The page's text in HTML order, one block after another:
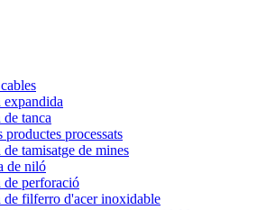
tanca
productes processats
tamisatge de mines
de niló
de perforació
de filferro d'acer inoxidable